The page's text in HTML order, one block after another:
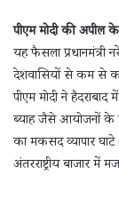
पीएम मोदी की अपील
यह फैसला प्रधानमंत्री
देशवासियों से कम से
पीएम मोदी ने
ब्याह जैसे आयोजनों के
का मकसद व्यापार
अंतरराष्ट्रीय बाजार में